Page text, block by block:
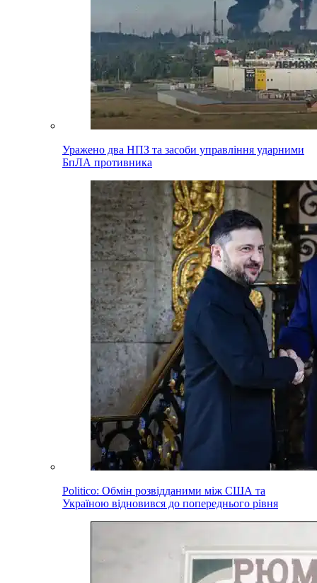
Уражено два НПЗ та засоби управління ударними
БпЛА противника
Politico: Обмін розвідданими між США та
Україною відновився до попереднього рівня